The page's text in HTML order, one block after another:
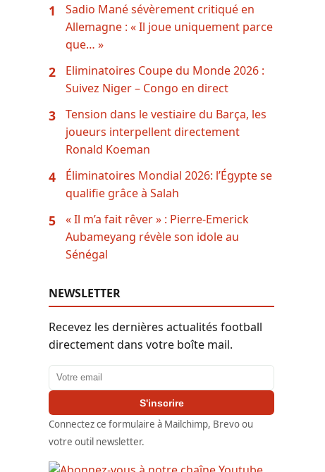
1
Sadio Mané sévèrement critiqué en
Allemagne : « Il joue uniquement parce
que… »
2
Eliminatoires Coupe du Monde 2026 :
Suivez Niger – Congo en direct
3
Tension dans le vestiaire du Barça, les
joueurs interpellent directement
Ronald Koeman
4
Éliminatoires Mondial 2026: l’Égypte se
qualifie grâce à Salah
5
« Il m’a fait rêver » : Pierre-Emerick
Aubameyang révèle son idole au
Sénégal
NEWSLETTER
Recevez les dernières actualités football
directement dans votre boîte mail.
Adresse email
S'inscrire
Connectez ce formulaire à Mailchimp, Brevo ou
votre outil newsletter.